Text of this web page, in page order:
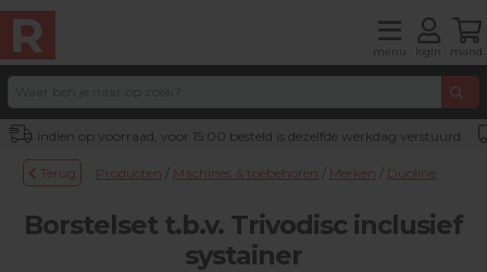
menu login mand
Indien op voorraad, voor 15:00 besteld is dezelfde werkdag verstuurd
Terug Producten / Machines & toebehoren / Merken / Duoline
Borstelset t.b.v. Trivodisc inclusief
systainer